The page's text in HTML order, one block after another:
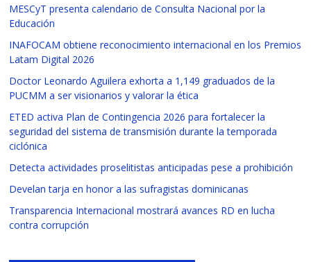
MESCyT presenta calendario de Consulta Nacional por la
Educación
INAFOCAM obtiene reconocimiento internacional en los Premios
Latam Digital 2026
Doctor Leonardo Aguilera exhorta a 1,149 graduados de la
PUCMM a ser visionarios y valorar la ética
ETED activa Plan de Contingencia 2026 para fortalecer la
seguridad del sistema de transmisión durante la temporada
ciclónica
Detecta actividades proselitistas anticipadas pese a prohibición
Develan tarja en honor a las sufragistas dominicanas
Transparencia Internacional mostrará avances RD en lucha
contra corrupción